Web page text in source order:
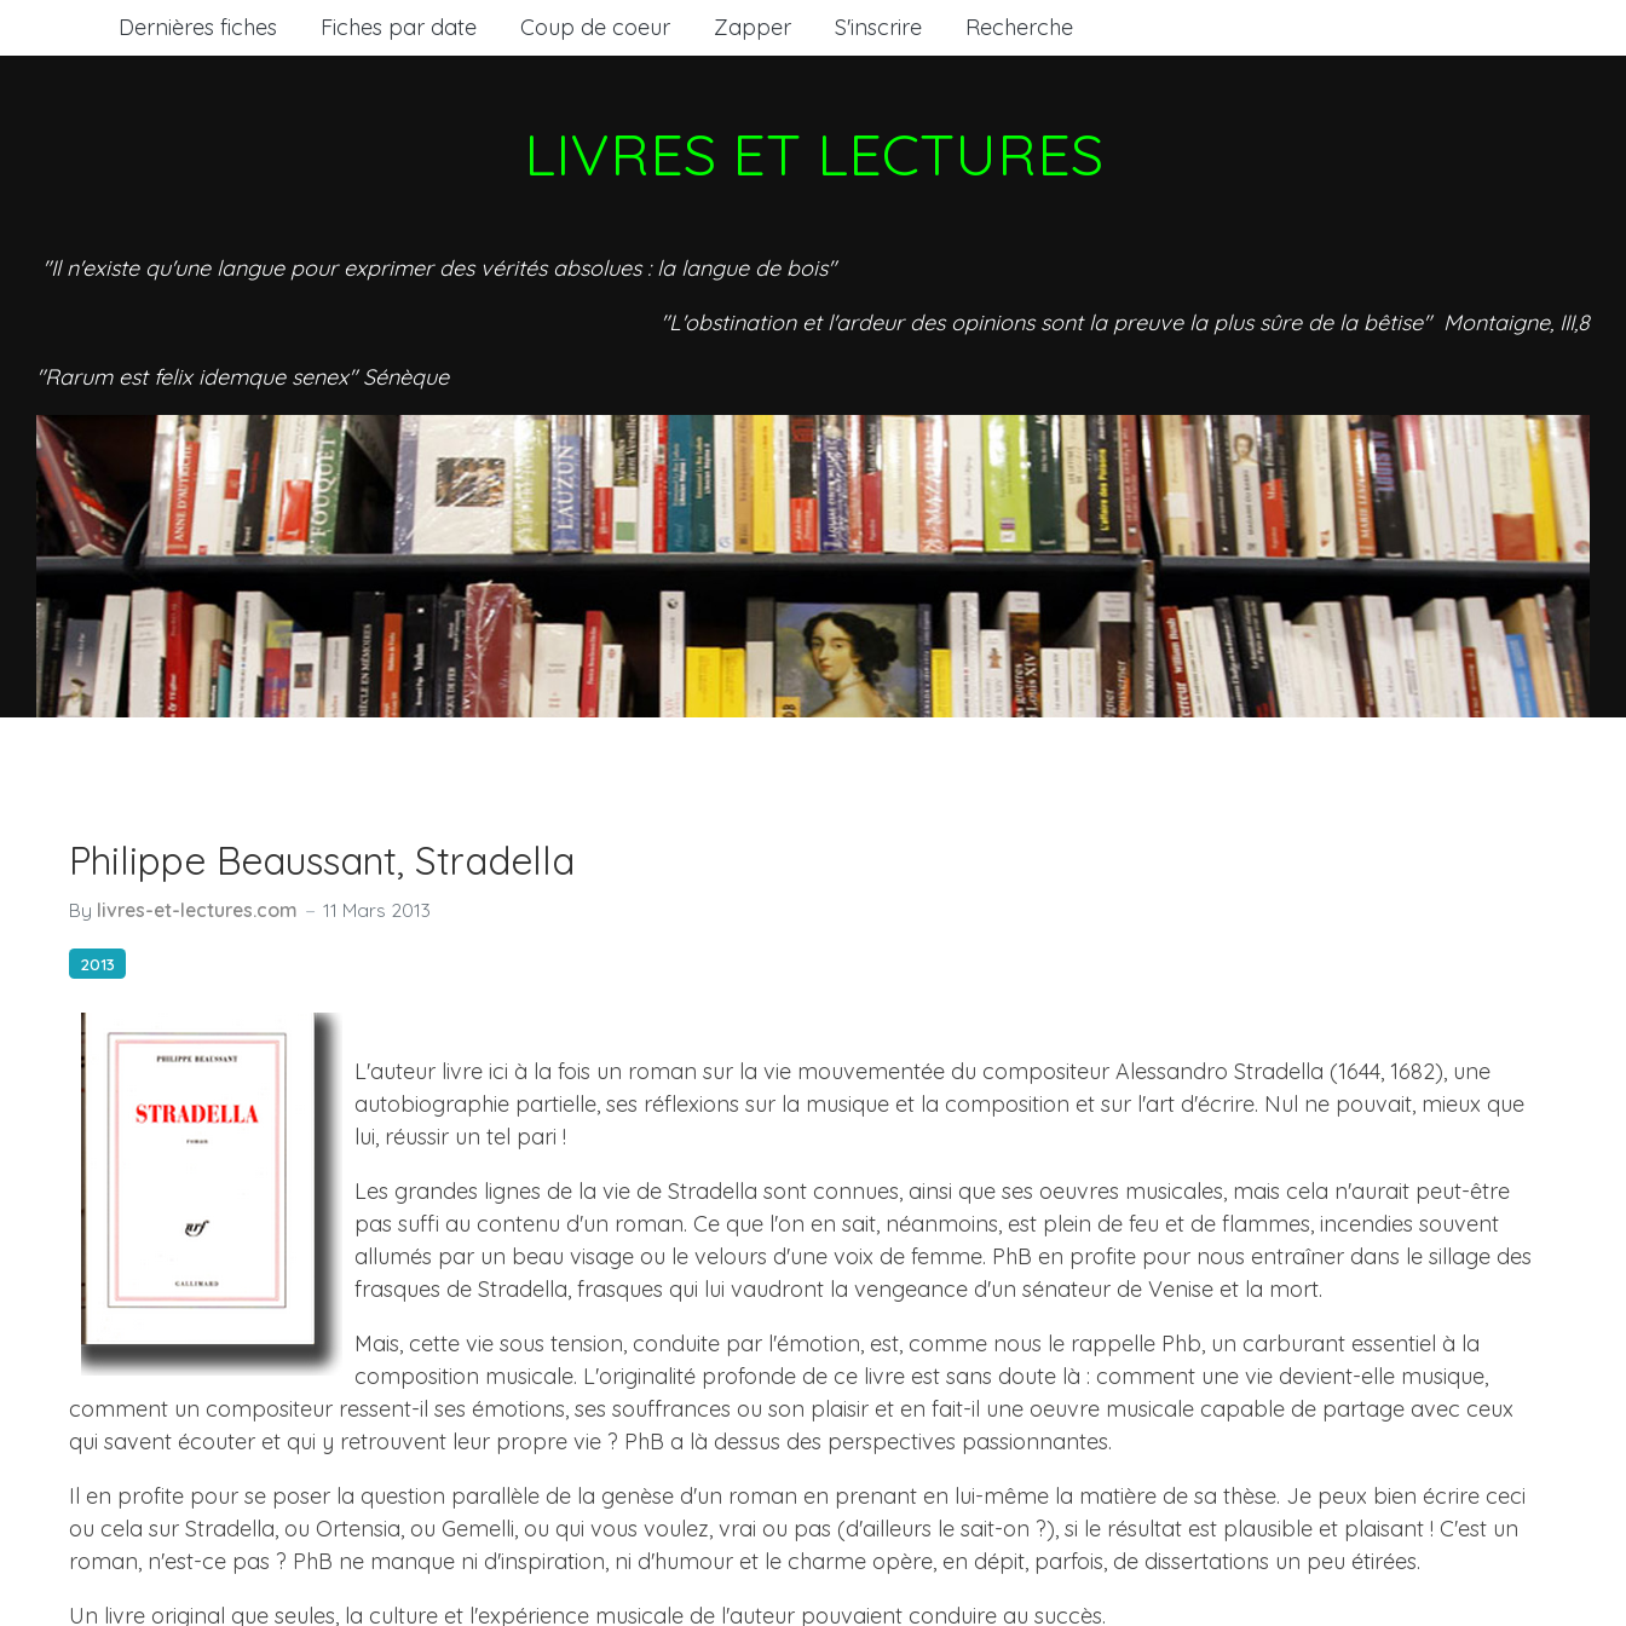
Dernières fiches Fiches par date Coup de coeur Zapper S'inscrire Recherche
LIVRES ET LECTURES
"Il n'existe qu'une langue pour exprimer des vérités absolues : la langue de bois"
"L'obstination et l'ardeur des opinions sont la preuve la plus sûre de la bêtise" Montaigne, III,8
"Rarum est felix idemque senex" Sénèque
Philippe Beaussant, Stradella
By livres-et-lectures.com 11 Mars 2013
2013
L'auteur livre ici à la fois un roman sur la vie mouvementée du compositeur Alessandro Stradella (1644, 1682), une
autobiographie partielle, ses réflexions sur la musique et la composition et sur l'art d'écrire. Nul ne pouvait, mieux que
lui, réussir un tel pari !
Les grandes lignes de la vie de Stradella sont connues, ainsi que ses oeuvres musicales, mais cela n'aurait peut-être
pas suffi au contenu d'un roman. Ce que l'on en sait, néanmoins, est plein de feu et de flammes, incendies souvent
allumés par un beau visage ou le velours d'une voix de femme. PhB en profite pour nous entraîner dans le sillage des
frasques de Stradella, frasques qui lui vaudront la vengeance d'un sénateur de Venise et la mort.
Mais, cette vie sous tension, conduite par l'émotion, est, comme nous le rappelle Phb, un carburant essentiel à la
composition musicale. L'originalité profonde de ce livre est sans doute là : comment une vie devient-elle musique,
comment un compositeur ressent-il ses émotions, ses souffrances ou son plaisir et en fait-il une oeuvre musicale capable de partage avec ceux
qui savent écouter et qui y retrouvent leur propre vie ? PhB a là dessus des perspectives passionnantes.
Il en profite pour se poser la question parallèle de la genèse d'un roman en prenant en lui-même la matière de sa thèse. Je peux bien écrire ceci
ou cela sur Stradella, ou Ortensia, ou Gemelli, ou qui vous voulez, vrai ou pas (d'ailleurs le sait-on ?), si le résultat est plausible et plaisant ! C'est un
roman, n'est-ce pas ? PhB ne manque ni d'inspiration, ni d'humour et le charme opère, en dépit, parfois, de dissertations un peu étirées.
Un livre original que seules, la culture et l'expérience musicale de l'auteur pouvaient conduire au succès.